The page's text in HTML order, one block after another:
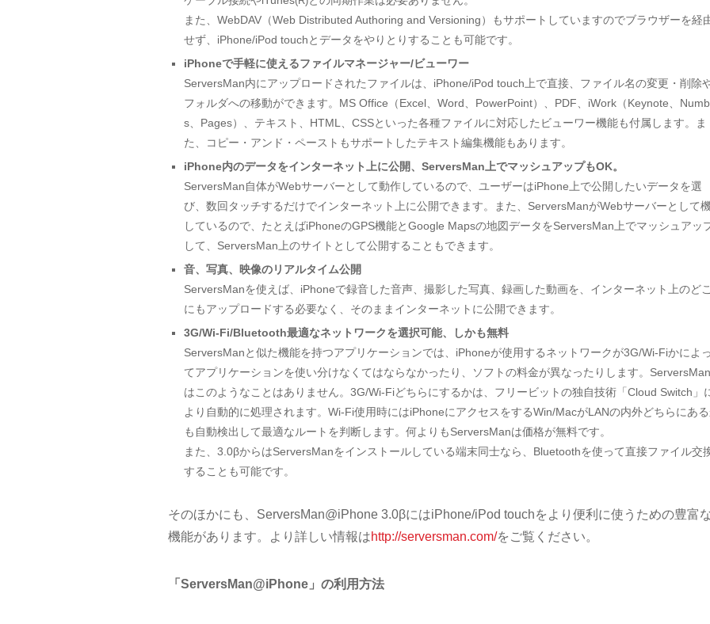
また、WebDAV（Web Distributed Authoring and Versioning）もサポートしていますのでブラウザーを経
せず、iPhone/iPod touchとデータをやりとりすることも可能です。
iPhoneで手軽に使えるファイルマネージャー/ビューワー
ServersMan内にアップロードされたファイルは、iPhone/iPod touch上で直接、ファイル名の変更・削除
フォルダへの移動ができます。MS Office（Excel、Word、PowerPoint）、PDF、iWork（Keynote、
s、Pages）、テキスト、HTML、CSSといった各種ファイルに対応したビューワー機能も付属します。ま
た、コピー・アンド・ペーストもサポートしたテキスト編集機能もあります。
iPhone内のデータをインターネット上に公開、ServersMan上でマッシュアップもOK。
ServersMan自体がWebサーバーとして動作しているので、ユーザーはiPhone上で公開したいデータを選
び、数回タッチするだけでインターネット上に公開できます。また、ServersManがWebサーバーとして
しているので、たとえばiPhoneのGPS機能とGoogle Mapsの地図データをServersMan上でマッシュアッ
して、ServersMan上のサイトとして公開することもできます。
音、写真、映像のリアルタイム公開
ServersManを使えば、iPhoneで録音した音声、撮影した写真、録画した動画を、インターネット上のどこ
にもアップロードする必要なく、そのままインターネットに公開できます。
3G/Wi-Fi/Bluetooth最適なネットワークを選択可能、しかも無料
ServersManと似た機能を持つアプリケーションでは、iPhoneが使用するネットワークが3G/Wi-Fiかによっ
てアプリケーションを使い分けなくてはならなかったり、ソフトの料金が異なったりします。
はこのようなことはありません。3G/Wi-Fiどちらにするかは、フリービットの独自技術「Cloud Switch」
より自動的に処理されます。Wi-Fi使用時にはiPhoneにアクセスをするWin/MacがLANの内外どちらにあ
も自動検出して最適なルートを判断します。何よりもServersManは価格が無料です。
また、3.0βからはServersManをインストールしている端末同士なら、Bluetoothを使って直接ファイル交
することも可能です。
そのほかにも、ServersMan@iPhone 3.0βにはiPhone/iPod touchをより便利に使うための豊富
機能があります。より詳しい情報はhttp://serversman.com/をご覧ください。
「ServersMan@iPhone」の利用方法